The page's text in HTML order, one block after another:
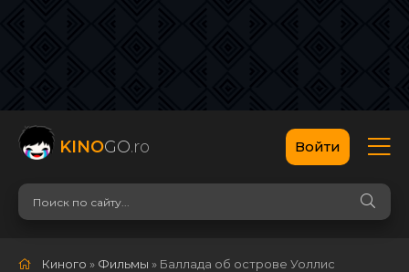
KINOGO.ro Войти
Киного » Фильмы » Баллада об острове Уоллис